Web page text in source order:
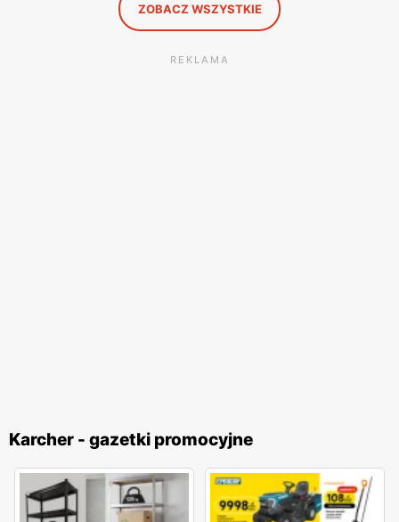
ZOBACZ WSZYSTKIE
REKLAMA
Karcher - gazetki promocyjne